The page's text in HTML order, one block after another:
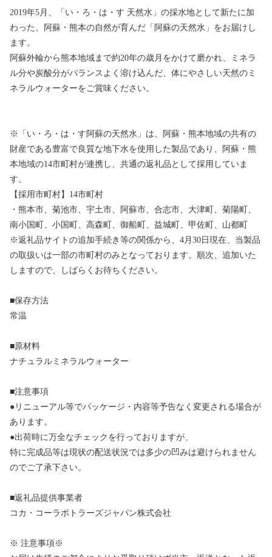
2019年5月、「い・ろ・は・す 天然水」の採水地として新たに加
わった、阿蘇・熊本の自然が育んだ「阿蘇の天然水」をお届けし
ます。
阿蘇外輪から熊本地域まで約20年の歳月をかけて磨かれ、ミネラ
ル分や炭酸分がバランスよく溶け込んだ、体にやさしい天然のミ
ネラルウォーターをご賞味ください。
※「い・ろ・は・す阿蘇の天然水」は、阿蘇・熊本地域の共有の
財産である豊富で良質な地下水を使用した製品であり、阿蘇・熊
本地域の14市町村が連携し、共通の返礼品として採用していま
す。
【採用市町村】14市町村
・熊本市、菊池市、宇土市、阿蘇市、合志市、大津町、菊陽町、
南小国町、小国町、高森町、御船町、益城町、甲佐町、山都町
※返礼品サイトの追加手続き等の関係から、4月30日現在、当製品
の取扱いは一部の市町村のみとなっております。順次、追加いた
しますので、しばらくお待ちください。
■保存方法
常温
■原材料
ナチュラルミネラルウォーター
■注意事項
●リニューアル等でパッケージ・内容等予告なく変更される場合が
あります。
●出荷時に万全なチェックを行っておりますが、
特に完成品等は現状の配送状況では多少の凹みは避けられません
のでご了承下さい。
■返礼品提供事業者
コカ・コーラボトラーズジャパン株式会社
※ 注意事項※